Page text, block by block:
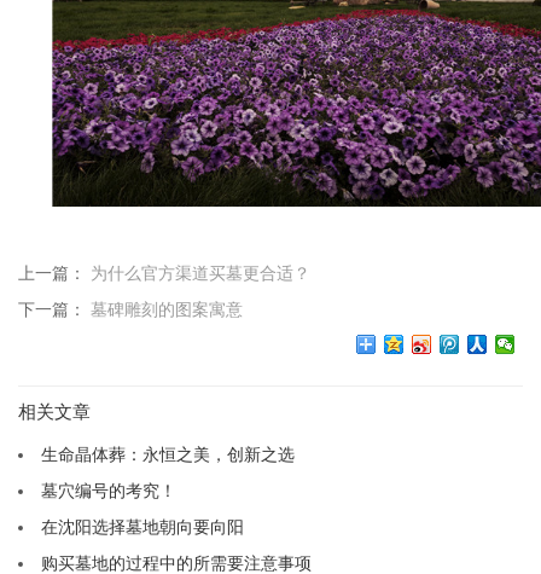
上一篇： 为什么官方渠道买墓更合适？
下一篇： 墓碑雕刻的图案寓意
相关文章
生命晶体葬：永恒之美，创新之选
墓穴编号的考究！
在沈阳选择墓地朝向要向阳
购买墓地的过程中的所需要注意事项